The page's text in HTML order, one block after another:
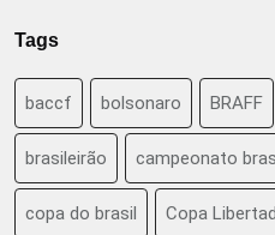
Tags
baccf bolsonaro BRAFF
brasileirão campeonato
copa do brasil Copa